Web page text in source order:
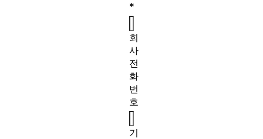
*
회
사
전
화
번
호
기